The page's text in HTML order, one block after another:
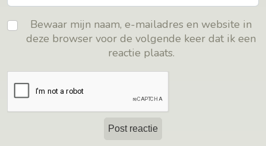
Bewaar mijn naam, e-mailadres en website in
deze browser voor de volgende keer dat ik een
reactie plaats.